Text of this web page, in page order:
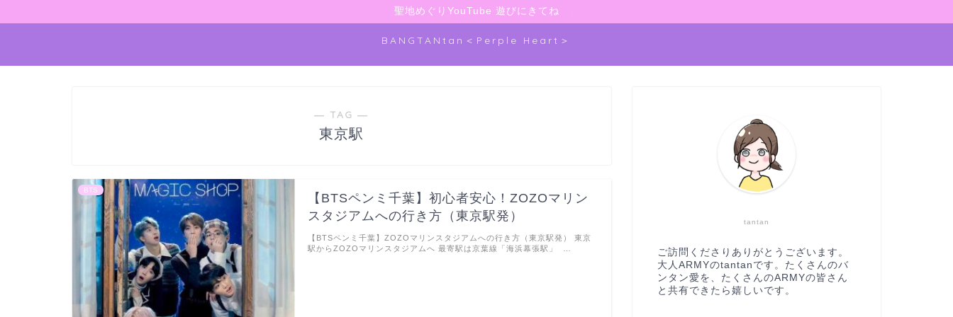
聖地めぐりYouTube 遊びにきてね
BANGTANtan＜Perple Heart＞
― TAG ―
東京駅
BTS
【BTSペンミ千葉】初心者安心！ZOZOマリン
スタジアムへの行き方（東京駅発）
【BTSペンミ千葉】ZOZOマリンスタジアムへの行き方（東京駅発） 東京
駅からZOZOマリンスタジアムへ 最寄駅は京葉線「海浜幕張駅」 …
tantan
ご訪問くださりありがとうございます。
大人ARMYのtantanです。たくさんのバ
ンタン愛を、たくさんのARMYの皆さん
と共有できたら嬉しいです。